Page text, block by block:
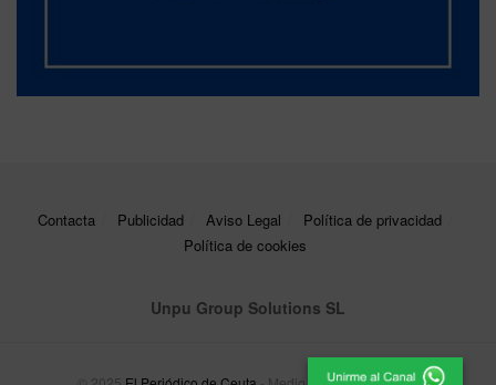
Contacta Publicidad Aviso Legal
Política de privacidad
Política de cookies
Unpu Group Solutions SL